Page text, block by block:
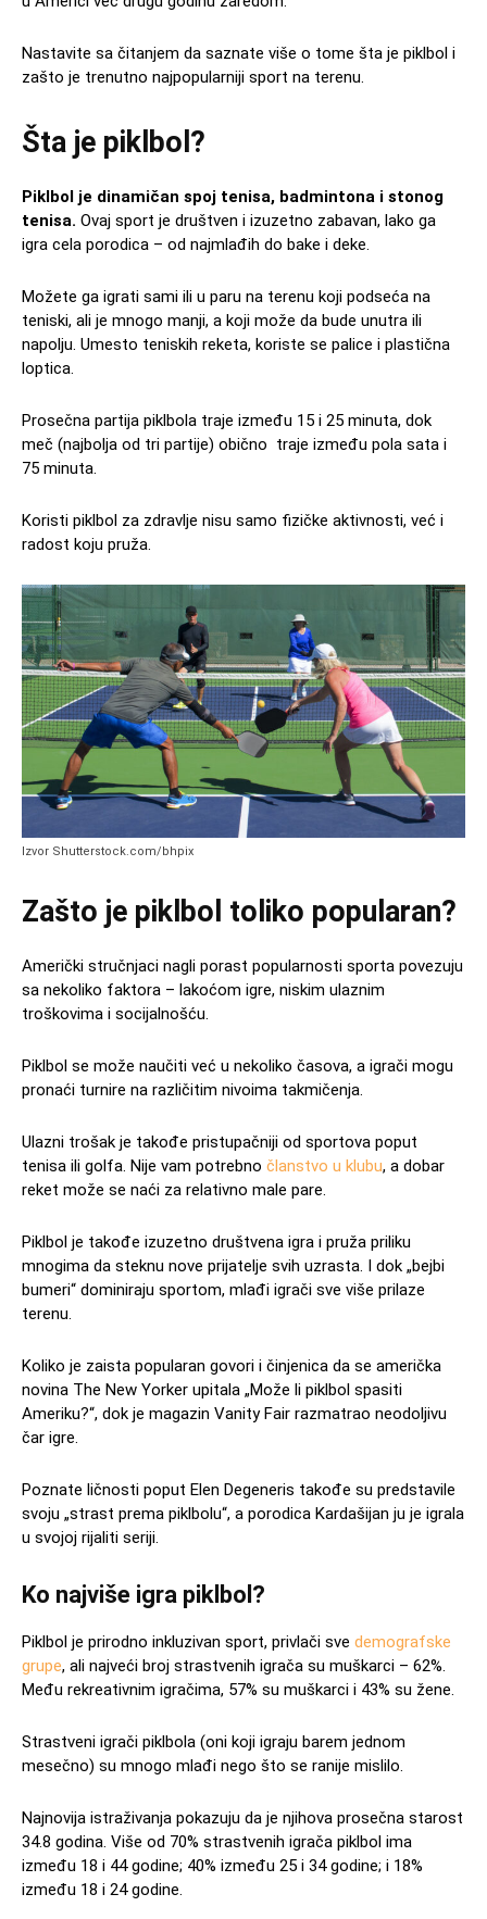
Nastavite sa čitanjem da saznate više o tome šta je piklbol i
zašto je trenutno najpopularniji sport na terenu.
Šta je piklbol?
Piklbol je dinamičan spoj tenisa, badmintona i stonog
tenisa. Ovaj sport je društven i izuzetno zabavan, lako ga
igra cela porodica – od najmlađih do bake i deke.
Možete ga igrati sami ili u paru na terenu koji podseća na
teniski, ali je mnogo manji, a koji može da bude unutra ili
napolju. Umesto teniskih reketa, koriste se palice i plastična
loptica.
Prosečna partija piklbola traje između 15 i 25 minuta, dok
meč (najbolja od tri partije) obično traje između pola sata i
75 minuta.
Koristi piklbol za zdravlje nisu samo fizičke aktivnosti, već i
radost koju pruža.
Izvor Shutterstock.com/bhpix
Zašto je piklbol toliko popularan?
Američki stručnjaci nagli porast popularnosti sporta povezuju
sa nekoliko faktora – lakoćom igre, niskim ulaznim
troškovima i socijalnošću.
Piklbol se može naučiti već u nekoliko časova, a igrači mogu
pronaći turnire na različitim nivoima takmičenja.
Ulazni trošak je takođe pristupačniji od sportova poput
tenisa ili golfa. Nije vam potrebno članstvo u klubu, a dobar
reket može se naći za relativno male pare.
Piklbol je takođe izuzetno društvena igra i pruža priliku
mnogima da steknu nove prijatelje svih uzrasta. I dok „bejbi
bumeri“ dominiraju sportom, mlađi igrači sve više prilaze
terenu.
Koliko je zaista popularan govori i činjenica da se američka
novina The New Yorker upitala „Može li piklbol spasiti
Ameriku?“, dok je magazin Vanity Fair razmatrao neodoljivu
čar igre.
Poznate ličnosti poput Elen Degeneris takođe su predstavile
svoju „strast prema piklbolu“, a porodica Kardašijan ju je igrala
u svojoj rijaliti seriji.
Ko najviše igra piklbol?
Piklbol je prirodno inkluzivan sport, privlači sve demografske
grupe, ali najveći broj strastvenih igrača su muškarci – 62%.
Među rekreativnim igračima, 57% su muškarci i 43% su žene.
Strastveni igrači piklbola (oni koji igraju barem jednom
mesečno) su mnogo mlađi nego što se ranije mislilo.
Najnovija istraživanja pokazuju da je njihova prosečna starost
34.8 godina. Više od 70% strastvenih igrača piklbol ima
između 18 i 44 godine; 40% između 25 i 34 godine; i 18%
između 18 i 24 godine.